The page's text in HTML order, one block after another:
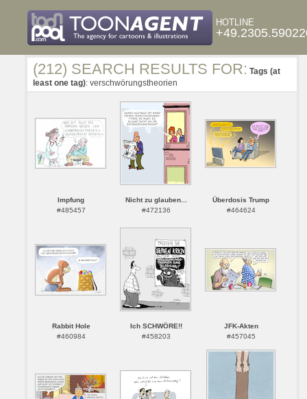
HOTLINE
(212) SEARCH RESULTS FOR: Tags (at
least one tag): verschwörungstheorien
Impfung
#485457
Nicht zu glauben...
#472136
Überdosis Trump
#464624
Rabbit Hole
#460984
Ich SCHWÖRE!!
#458203
JFK-Akten
#457045